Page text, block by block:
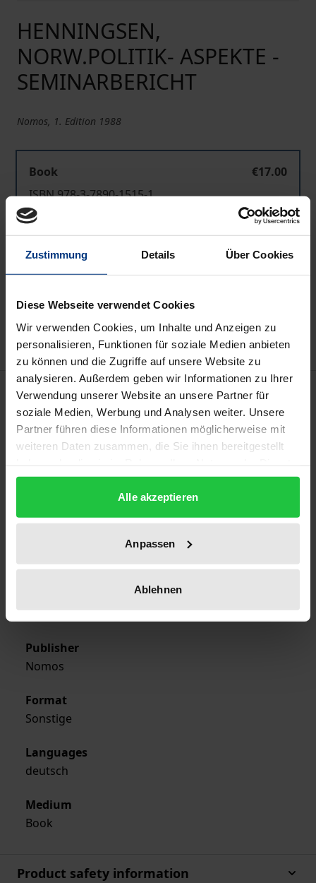
Zustimmung Details Über Cookies
Diese Webseite verwendet Cookies
Wir verwenden Cookies, um Inhalte und Anzeigen zu
personalisieren, Funktionen für soziale Medien anbieten
zu können und die Zugriffe auf unsere Website zu
analysieren. Außerdem geben wir Informationen zu Ihrer
Verwendung unserer Website an unsere Partner für
soziale Medien, Werbung und Analysen weiter. Unsere
Partner führen diese Informationen möglicherweise mit
weiteren Daten zusammen, die Sie ihnen bereitgestellt
gesammelt haben.
Alle akzeptieren
Anpassen
Ablehnen
HENNINGSEN,
NORW.POLITIK- ASPEKTE -
SEMINARBERICHT
Nomos, 1. Edition 1988
Book
€17.00
ISBN 978-3-7890-1515-1
Not available
Add to Cart
Add to Wish List
Bibliographical data
Edition
Feb 29, 1988
1988
Publisher
Nomos
Format
Sonstige
Languages
deutsch
Medium
Book
Product safety information